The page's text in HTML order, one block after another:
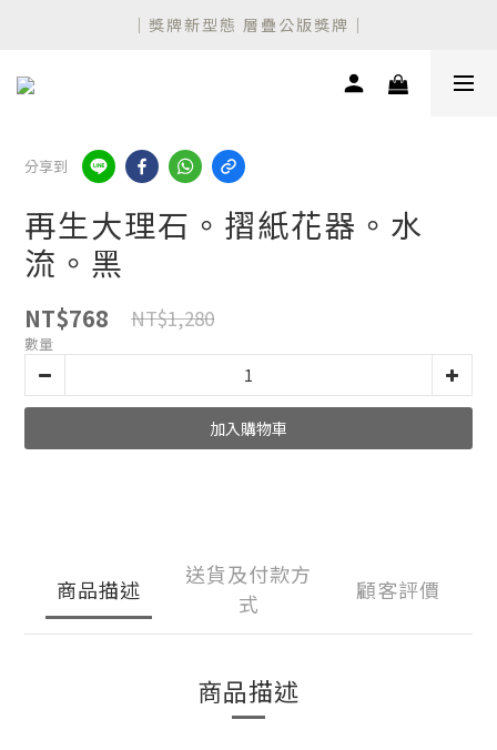
設計師聯名 新款公版獎盃上市！
｜獎牌新型態 層疊公版獎牌｜
設計師聯名 新款公版獎盃上市！
分享到
再生大理石。摺紙花器。水
流。黑
NT$768 NT$1,280
數量
加入購物車
商品描述
送貨及付款方
式
顧客評價
商品描述